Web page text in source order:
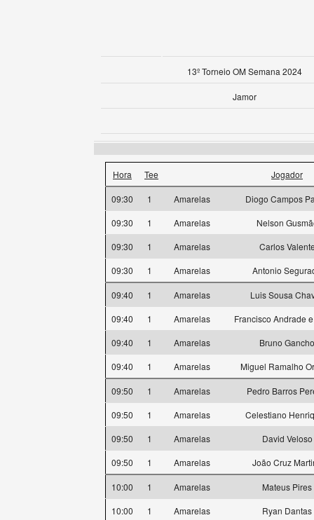
13º Torneio OM Semana 2024
Jamor
Hora Tee Jogador
09:30 1 Amarelas
Diogo Campos
09:30
1 Amarelas
Nelson
09:30
1 Amarelas
Carlos
09:30
1 Amarelas Antonio
09:40 1 Amarelas
Luis Sousa
09:40
1 Amarelas
Francisco Andrade
09:40
1 Amarelas
Bruno Gancho
09:40
1 Amarelas Miguel Ramalho
09:50 1 Amarelas
Pedro Barros
09:50
1 Amarelas
Celestiano
09:50
1 Amarelas
David Veloso
09:50
1 Amarelas João Cruz
10:00 1 Amarelas
Mateus Pires
10:00
1 Amarelas
Ryan Dantas